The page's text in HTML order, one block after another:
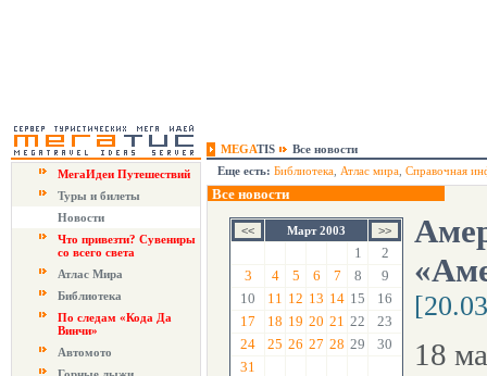
MEGATIS
Все новости
МегаИдеи Путешествий
Туры и билеты
Новости
Что привезти? Сувениры
со всего света
Атлас Мира
Библиотека
По следам «Кода Да
Винчи»
Автомото
Еще есть: Библиотека Атлас мира Справочная
Все новости
Март 2003
1
2
3
4 5 6 7 8
9
10
11 12 13 14 15
16
17
18 19 20 21 22
23
24
25 26 27 28 29
30
31
18